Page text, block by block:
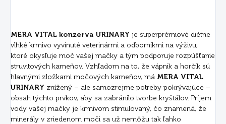
MERA VITAL konzerva URINARY je superprémiové diétne
vlhké krmivo vyvinuté veterinármi a odborníkmi na výživu,
ktoré okysľuje moč vašej mačky a tým podporuje rozpúšťanie
struvitových kameňov. Vzhľadom na to, že vápnik a horčík sú
hlavnými zložkami močových kameňov, má MERA VITAL
URINARY znížený – ale samozrejme potreby pokrývajúce –
obsah týchto prvkov, aby sa zabránilo tvorbe kryštálov. Príjem
vody vašej mačky je krmivom stimulovaný, čo znamená, že
minerály v zriedenom moči sa už nemôžu tak ľahko